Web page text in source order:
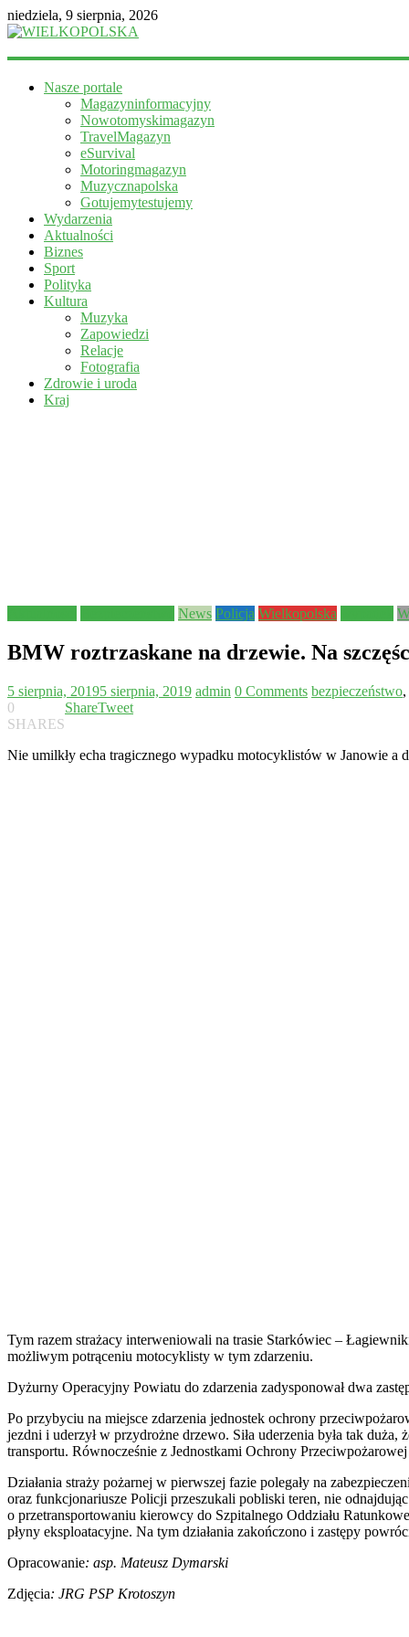
niedziela, 9 sierpnia, 2026
WIELKOPOLSKA
informacyjny
Nasze portale
Magazyninformacyjny
Nowotomyskimagazyn
TravelMagazyn
eSurvival
Motoringmagazyn
Muzycznapolska
Gotujemytestujemy
Wydarzenia
Aktualności
Biznes
Sport
Polityka
Kultura
Muzyka
Zapowiedzi
Relacje
Fotografia
Zdrowie i uroda
Kraj
News Policja Wielkopolska
BMW roztrzaskane na drzewie. Na
5 sierpnia, 20195 sierpnia, 2019 admin 0 Comments bezpieczeństwo,
0
SHARES
ShareTweet
Nie umilkły echa tragicznego wypadku motocyklistów w Janowie a
Tym razem strażacy interweniowali na trasie Starkówiec –
możliwym potrąceniu motocyklisty w tym zdarzeniu.
Dyżurny Operacyjny Powiatu do zdarzenia zadysponował dwa
Po przybyciu na miejsce zdarzenia jednostek ochrony
jezdni i uderzył w przydrożne drzewo. Siła uderzenia była tak
transportu. Równocześnie z Jednostkami Ochrony
Działania straży pożarnej w pierwszej fazie polegały na
oraz funkcjonariusze Policji przeszukali pobliski teren, nie
o przetransportowaniu kierowcy do Szpitalnego Oddziału
płyny eksploatacyjne. Na tym działania zakończono i zastępy
Opracowanie: asp. Mateusz Dymarski
Zdjęcia: JRG PSP Krotoszyn